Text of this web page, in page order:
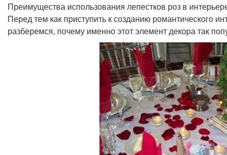
Преимущества использования лепестков роз в
Перед тем как приступить к созданию романтического
разберемся, почему именно этот элемент декора так